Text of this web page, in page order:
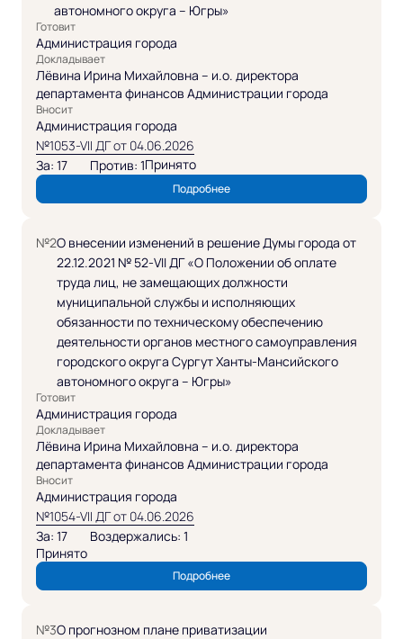
автономного округа – Югры»
Готовит
Администрация города
Докладывает
Лёвина Ирина Михайловна – и.о. директора
департамента финансов Администрации города
Вносит
Администрация города
За: 17 Против: 1Принято
№1053-VII ДГ от 04.06.2026
Подробнее
№2О внесении изменений в решение Думы города от
22.12.2021 № 52-VII ДГ «О Положении об оплате
труда лиц, не замещающих должности
муниципальной службы и исполняющих
обязанности по техническому обеспечению
деятельности органов местного самоуправления
городского округа Сургут Ханты-Мансийского
автономного округа – Югры»
Готовит
Администрация города
Докладывает
Лёвина Ирина Михайловна – и.о. директора
департамента финансов Администрации города
Вносит
Администрация города
За: 17
Воздержались: 1
Принято
№1054-VII ДГ от 04.06.2026
Подробнее
№3О прогнозном плане приватизации